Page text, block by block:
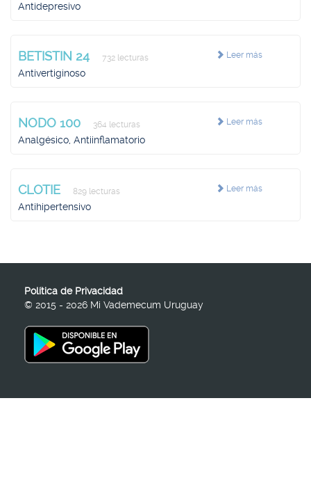
Antidepresivo
Leer más
BETISTIN 24 732 lecturas
Antivertiginoso
Leer más
NODO 100 364 lecturas
Analgésico, Antiinflamatorio
Leer más
CLOTIE 829 lecturas
Antihipertensivo
Política de Privacidad
© 2015 - 2026 Mi Vademecum Uruguay